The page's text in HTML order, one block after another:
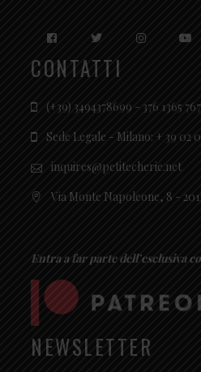
CONTATTI
(+39) 3494378699 - 376 1365 767
Sede Legale - Milano: + 39 02
inquires@petitecherie.net
Via Monte Napoleone, 8 -
Entra a far parte dell’esclusiva
NEWSLETTER